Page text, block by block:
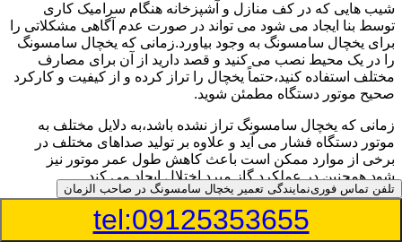
شیب هایی که در کف منازل و آشپزخانه هنگام سرامیک کاری
توسط بنا ایجاد می شود می تواند در صورت عدم آگاهی مشکلاتی را
برای یخچال سامسونگ به وجود بیاورد.زمانی که یخچال سامسونگ
را در یک محیط نصب می کنید و قصد دارید از آن برای مصارف
مختلف استفاده کنید،حتماً یخچال را تراز کرده و از کیفیت و کارکرد
صحیح موتور دستگاه مطمئن شوید.
زمانی که یخچال سامسونگ تراز نشده باشد،به دلایل مختلف به
موتور دستگاه فشار می آید و علاوه بر تولید صداهای مختلف در
برخی از موارد ممکن است باعث کاهش طول عمر موتور نیز
شود.همچنین در عملکرد گاز مبرد اختلال ایجاد می کند.
منبع آب یخچال سامسونگ
تلفن تماس فورینمایندگی تعمیر یخچال سامسونگ در صاحب الزمان
tel:09125353655